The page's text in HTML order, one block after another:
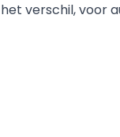
verschil, voor